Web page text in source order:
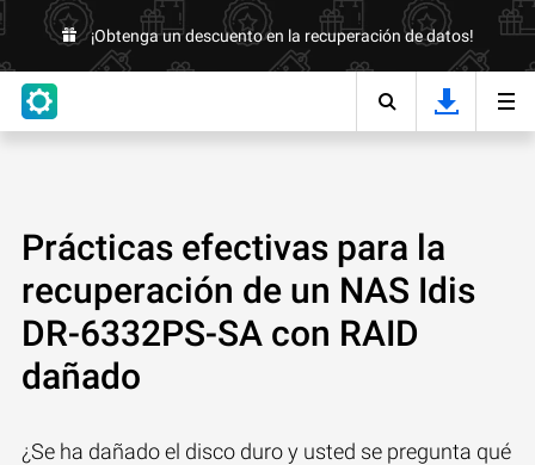
¡Obtenga un descuento en la recuperación de datos!
Prácticas efectivas para la
recuperación de un NAS Idis
DR-6332PS-SA con RAID
dañado
¿Se ha dañado el disco duro y usted se pregunta qué